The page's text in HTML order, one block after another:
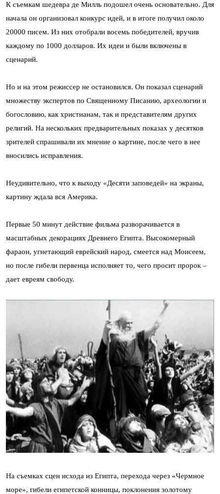
К съемкам шедевра де Милль подошел очень основательно. Для
начала он организовал конкурс идей, и в итоге получил около
20000 писем. Из них отобрали восемь победителей, вручив
каждому по 1000 долларов. Их идеи и были включены в
сценарий.
Но и на этом режиссер не остановился. Он показал сценарий
множеству экспертов по Священному Писанию, археологии и
богословию, как христианам, так и представителям других
религий. На нескольких предварительных показах у десятков
зрителей спрашивали их мнение о картине, после чего в нее
вносились исправления.
Неудивительно, что к выходу «Десяти заповедей» на экраны,
картину ждала вся Америка.
Первые 50 минут действие фильма разворачивается в
масштабных декорациях Древнего Египта. Высокомерный
фараон, угнетающий еврейский народ, смеется над Моисеем,
но после гибели первенца исполняет то, чего просит пророк –
дает евреям свободу.
На съемках сцен исхода из Египта, перехода через «Чермное
море», гибели египетской конницы, поклонения золотому